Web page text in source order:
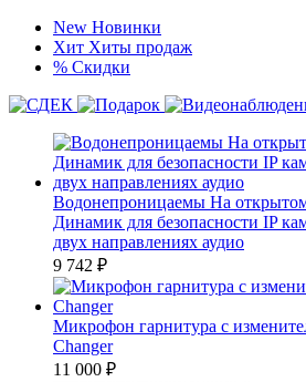
New Новинки
Хит Хиты продаж
% Скидки
Водонепроницаемы На
Динамик для безопасности IP
двух направлениях аудио
9 742 ₽
Микрофон гарнитура с
Changer
11 000 ₽